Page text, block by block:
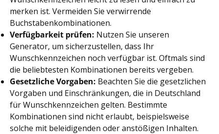
merken ist. Vermeiden Sie verwirrende
Buchstabenkombinationen.
Verfügbarkeit prüfen: Nutzen Sie unseren
Generator, um sicherzustellen, dass Ihr
Wunschkennzeichen noch verfügbar ist. Oftmals sind
die beliebtesten Kombinationen bereits vergeben.
Gesetzliche Vorgaben: Beachten Sie die gesetzlichen
Vorgaben und Einschränkungen, die in Deutschland
für Wunschkennzeichen gelten. Bestimmte
Kombinationen sind nicht erlaubt, beispielsweise
solche mit beleidigenden oder anstößigen Inhalten.